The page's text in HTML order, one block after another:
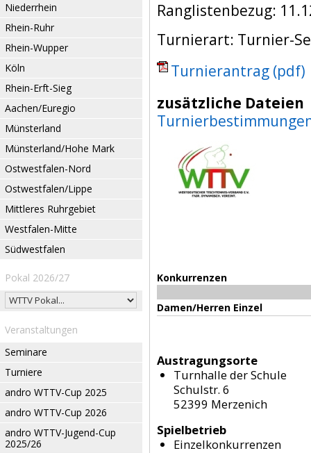
Niederrhein
Rhein-Ruhr
Rhein-Wupper
Köln
Rhein-Erft-Sieg
Aachen/Euregio
Münsterland
Münsterland/Hohe Mark
Ostwestfalen-Nord
Ostwestfalen/Lippe
Mittleres Ruhrgebiet
Westfalen-Mitte
Südwestfalen
Pokal 2026/27
Veranstaltungen
Seminare
Turniere
andro WTTV-Cup 2025
andro WTTV-Cup 2026
andro WTTV-Jugend-Cup
2025/26
Ranglistenbezug:
Turnierart: Turnier-
Turnierantrag (pdf)
zusätzliche Dateien
Konkurrenzen
Damen/Herren Einzel
Austragungsorte
Turnhalle der Schule
Schulstr. 6
52399 Merzenich
Spielbetrieb
Einzelkonkurrenzen